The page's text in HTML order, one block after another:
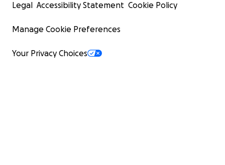
Legal Accessibility Statement Cookie Policy
Manage Cookie Preferences
Your Privacy Choices